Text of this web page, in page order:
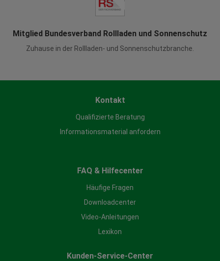
Mitglied Bundesverband Rollladen und Sonnenschutz
Zuhause in der Rollladen- und Sonnenschutzbranche.
Kontakt
Qualifizierte Beratung
Informationsmaterial anfordern
FAQ & Hilfecenter
Häufige Fragen
Downloadcenter
Video-Anleitungen
Lexikon
Kunden-Service-Center